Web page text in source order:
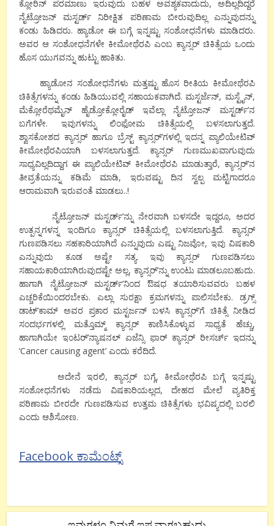
ಕ್ಲೋರಿನ್ ಪರಮಾಣು ಇರುವುದು ಬಹಳ ಅವಶ್ಯಕವಾದುದು, ಅದಿಲ್ಲದಿದ್ದರೆ
ನೈಟ್ರೋಜನ್ ಮಸ್ಟರ್ಡ್ ನಿರೀಕ್ಷಿತ ಪರಿಣಾಮ ಬೀರುವುದಿಲ್ಲ ಎನ್ನುವುದನ್ನು
ಕಂಡು ಹಿಡಿದರು. ಹ್ಯಾಡೋ ಈ ಬಗ್ಗೆ ಇನ್ನಷ್ಟು ಸಂಶೋಧನೆಗಳು ಮಾಡಿದರು.
ಅವರ ಆ ಸಂಶೋಧನೆಗಳೇ ಕೀಮೋಥೆರಪಿ ಎಂಬ ಕ್ಯಾನ್ಸರ್ ಚಿಕಿತ್ಸೆಯ ಒಂದು
ಹೊಸ ಯುಗವನ್ನು ಹುಟ್ಟು ಹಾಕಿತು.
ಹ್ಯಾಡೋನ ಸಂಶೋಧನೆಗಳು ಮತ್ತಷ್ಟು ಹೊಸ ರೀತಿಯ ಕೀಮೋಥೆರಪಿ
ಚಿಕಿತ್ಸೆಗಳನ್ನು ಕಂಡು ಹಿಡಿಯುವಲ್ಲಿ ಸಹಾಯಕವಾಗಿದೆ. ಮಸ್ಟರ್ಜೆನ್, ಮಸ್ಟೈನ್,
ಮೆಕ್ಲೋರೆಥಮೈನ್ ಹೈಡ್ರೋಕ್ಲೋರೈಡ್ ಇವೆಲ್ಲಾ ನೈಟ್ರೋಜನ್ ಮಸ್ಟರ್ಡ್’ನ
ಬಗೆಗಳೇ. ಇವುಗಳನ್ನು ಲಿಂಫೋಮ ಚಿಕಿತ್ಸೆಯಲ್ಲಿ ಬಳಸಲಾಗುತ್ತದೆ.
ಶ್ವಾಸಕೋಶದ ಕ್ಯಾನ್ಸರ್ ಹಾಗೂ ಬ್ರೆಸ್ಟ್ ಕ್ಯಾನ್ಸರ್’ಗಳಲ್ಲಿ ಇದನ್ನ ಪ್ಯಾಲಿಯೇಟಿವ್
ಕೀಮೋಥೆರಪಿಯಾಗಿ ಬಳಸಲಾಗುತ್ತದೆ. ಕ್ಯಾನ್ಸರ್ ಗುಣಮುಖವಾಗುವುದು
ಸಾಧ್ಯವಿಲ್ಲದಿದ್ದಾಗ ಈ ಪ್ಯಾಲಿಯೇಟಿವ್ ಕೀಮೋಥೆರಪಿ ಮಾಡುತ್ತಾರೆ, ಕ್ಯಾನ್ಸರ್’ನ
ತೀವ್ರತೆಯನ್ನು ಕಡಿಮೆ ಮಾಡಿ, ಇರುವಷ್ಟು ದಿನ ಸ್ವಲ್ಪ ಮಟ್ಟಿಗಾದರೂ
ಆರಾಮವಾಗಿ ಇರುವಂತೆ ಮಾಡಲು..!
ನೈಟ್ರೋಜನ್ ಮಸ್ಟರ್ಡ್’ನ್ನು ನೇರವಾಗಿ ಬಳಸದೇ ಇದ್ದರೂ, ಅದರ
ಉತ್ಪನ್ನಗಳನ್ನ ಇಂದಿಗೂ ಕ್ಯಾನ್ಸರ್ ಚಿಕಿತ್ಸೆಯಲ್ಲಿ ಬಳಸಲಾಗುತ್ತಿದೆ. ಕ್ಯಾನ್ಸರ್
ಗುಣಪಡಿಸಲು ಸಹಕಾರಿಯಾಗಿದೆ ಎನ್ನುವುದು ಎಷ್ಟು ನಿಜವೋ, ಇವು ವಿಷಕಾರಿ
ಎನ್ನುವುದು ಕೂಡ ಅಷ್ಟೇ ಸತ್ಯ. ಇವು ಕ್ಯಾನ್ಸರ್ ಗುಣಪಡಿಸಲು
ಸಹಾಯಕಾರಿಯಾಗಿರುವುದಷ್ಟೇ ಅಲ್ಲ, ಕ್ಯಾನ್ಸರ್’ನ್ನು ಉಂಟು ಮಾಡಲೂಬಹುದು.
ಹಾಗಾಗಿ ನೈಟ್ರೋಜನ್ ಮಸ್ಟರ್ಡ್’ನಿಂದ ಔಷಧ ತಯಾರಿಸುವವರು ಬಹಳ
ಎಚ್ಚರಿಕೆಯಿಂದರಬೇಕು. ಎಲ್ಲಾ ಸುರಕ್ಷಾ ಕ್ರಮಗಳನ್ನು ಪಾಲಿಸಬೇಕು. ಡ್ರಗ್ಸ್
ಡಾಟ್’ಕಾಮ್ ಅವರ ಪ್ರಕಾರ ಮಸ್ಟರ್ಜನ್ ಬಳಸಿ ಕ್ಯಾನ್ಸರ್’ಗೆ ಚಿಕಿತ್ಸೆ ನೀಡಿದ
ಸಂದರ್ಭಗಳಲ್ಲಿ ಮತ್ತೊಮ್ಮ್ ಕ್ಯಾನ್ಸರ್ ಕಾಣಿಸಿಕೊಳ್ಳುವ ಸಾಧ್ಯತೆ ಹೆಚ್ಚು,
ಹಾಗಾಗಿಯೇ ಇಂಟರ್’ನ್ಯಾಷನಲ್ ಏಜೆನ್ಸಿ ಫಾರ್ ಕ್ಯಾನ್ಸರ್ ರೀಸರ್ಚ್ ಇದನ್ನು
‘Cancer causing agent’ ಎಂದು ಕರೆದಿದೆ.
ಅದೇನೆ ಇರಲಿ, ಕ್ಯಾನ್ಸರ್ ಬಗ್ಗೆ, ಕೀಮೋಥೆರಪಿ ಬಗ್ಗೆ ಇನ್ನಷ್ಟು
ಸಂಶೋಧನೆಗಳು ನಡೆದು ವಿಷಕಾರಿಯಲ್ಲದ, ದೇಹದ ಮೇಲೆ ವ್ಯತಿರಿಕ್ತ
ಪರಿಣಾಮ ಬೀರದೇ ಗುಣಪಡಿಸುವ ಉತ್ತಮ ಚಿಕಿತ್ಸೆಗಳು ಭವಿಷ್ಯದಲ್ಲಿ ಬರಲಿ
ಎಂದು ಆಶಿಸೋಣ.
Facebook ಕಾಮೆಂಟ್ಸ್